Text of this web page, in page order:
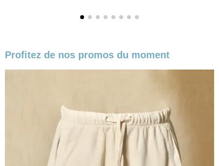
Profitez de nos promos du moment